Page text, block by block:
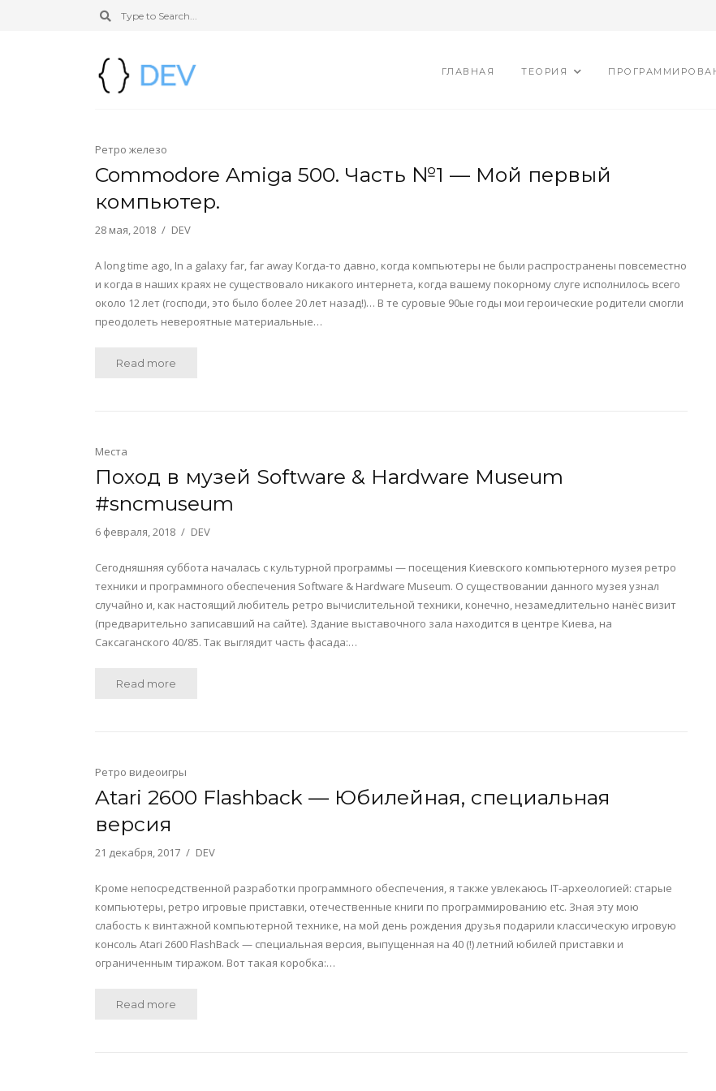
ГЛАВНАЯ ТЕОРИЯ
Ретро железо
Commodore Amiga 500. Часть №1 — Мой первый
компьютер.
28 мая, 2018 DEV
A long time ago, In a galaxy far, far away Когда-то давно, когда компьютеры не были распространены повсеместно
и когда в наших краях не существовало никакого интернета, когда вашему покорному слуге исполнилось всего
около 12 лет (господи, это было более 20 лет назад!)… В те суровые 90ые годы мои героические родители смогли
преодолеть невероятные материальные…
Read more
Места
Поход в музей Software & Hardware Museum
#sncmuseum
6 февраля, 2018 DEV
Сегодняшняя суббота началась с культурной программы — посещения Киевского компьютерного музея ретро
техники и программного обеспечения Software & Hardware Museum. О существовании данного музея узнал
случайно и, как настоящий любитель ретро вычислительной техники, конечно, незамедлительно нанёс визит
(предварительно записавший на сайте). Здание выставочного зала находится в центре Киева, на
Саксаганского 40/85. Так выглядит часть фасада:…
Read more
Ретро видеоигры
Atari 2600 Flashback — Юбилейная, специальная
версия
21 декабря, 2017 DEV
Кроме непосредственной разработки программного обеспечения, я также увлекаюсь IT-археологией: старые
компьютеры, ретро игровые приставки, отечественные книги по программированию etc. Зная эту мою
слабость к винтажной компьютерной технике, на мой день рождения друзья подарили классическую игровую
консоль Atari 2600 FlashBack — специальная версия, выпущенная на 40 (!) летний юбилей приставки и
ограниченным тиражом. Вот такая коробка:…
Read more